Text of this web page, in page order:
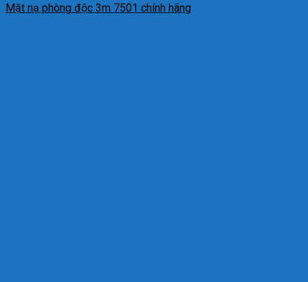
Mặt nạ phòng độc 3m 7501 chính hãng